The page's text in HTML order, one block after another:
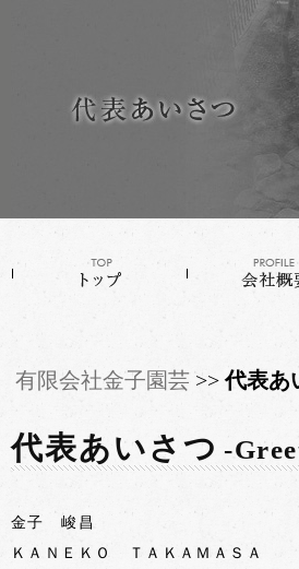
有限会社金子園芸 代表あ
代表あいさつ -
金子 峻昌
​ＫＡＮＥＫＯ ＴＡＫＡＭＡＳＡ